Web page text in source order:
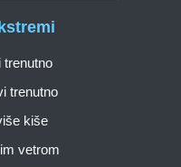
trenutno
trenutno
kiše
vetrom